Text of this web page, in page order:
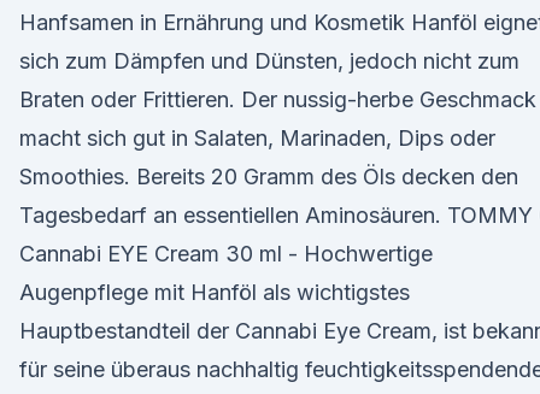
Hanfsamen in Ernährung und Kosmetik Hanföl
sich zum Dämpfen und Dünsten, jedoch nicht zum
Braten oder Frittieren. Der nussig-herbe Geschmack
macht sich gut in Salaten, Marinaden, Dips oder
Smoothies. Bereits 20 Gramm des Öls decken den
Tagesbedarf an essentiellen Aminosäuren. TOMMY
Cannabi EYE Cream 30 ml - Hochwertige
Augenpflege mit Hanföl als wichtigstes
Hauptbestandteil der Cannabi Eye Cream, ist
für seine überaus nachhaltig